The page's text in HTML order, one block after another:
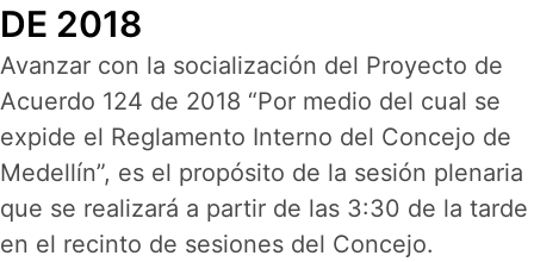
DE 2018
Avanzar con la socialización del Proyecto de
Acuerdo 124 de 2018 “Por medio del cual se
expide el Reglamento Interno del Concejo de
Medellín”, es el propósito de la sesión plenaria
que se realizará a partir de las 3:30 de la tarde
en el recinto de sesiones del Concejo.